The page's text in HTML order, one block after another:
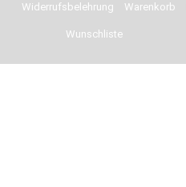
Widerrufsbelehrung Warenkorb
Wunschliste